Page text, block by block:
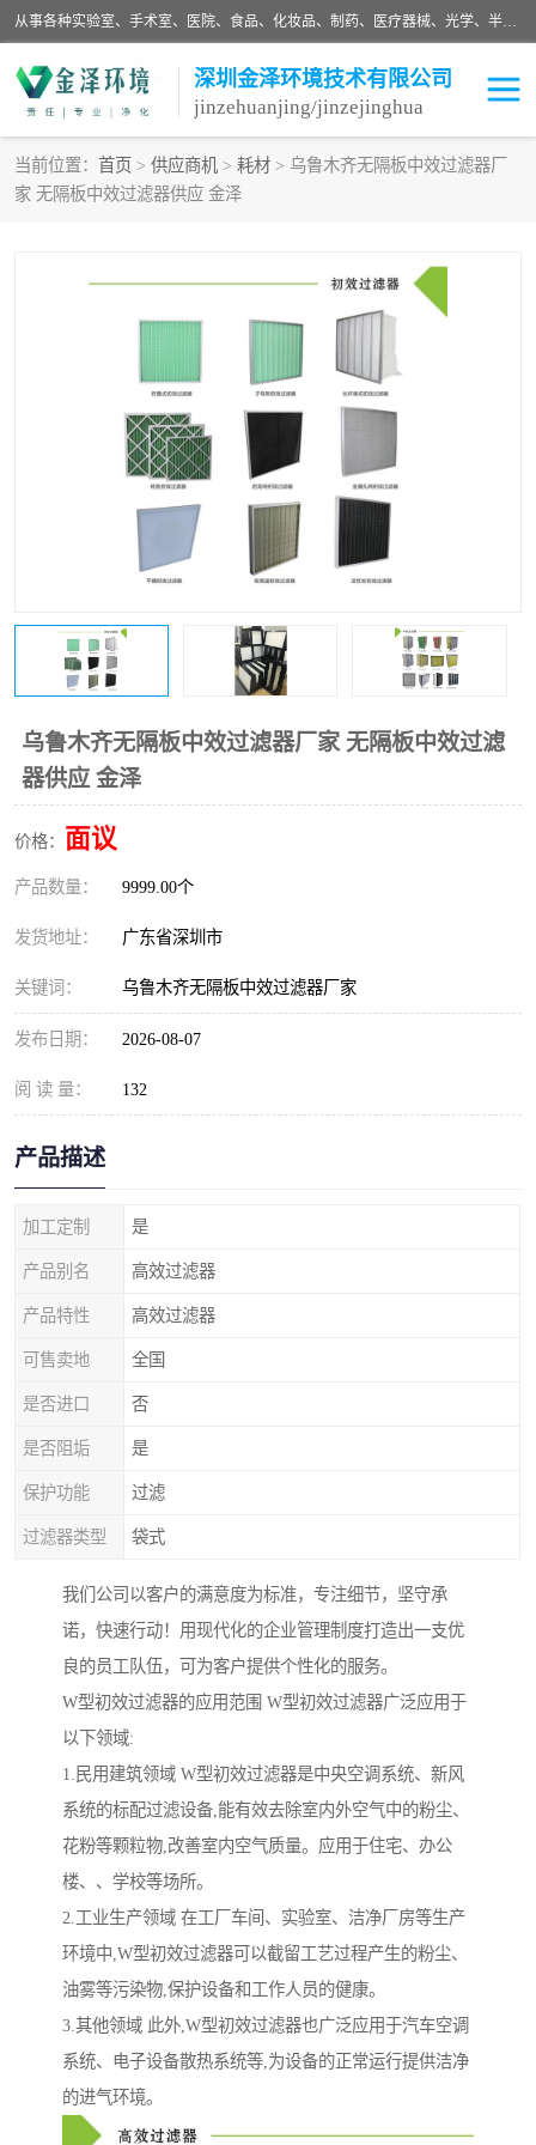
从事各种实验室、手术室、医院、食品、化妆品、制药、医疗器械、光学、半导体、精密电子等无尘车间行业的洁净车间装修设计、净化设备、恒温恒湿空调的设计制作与安装、净化系统工程项目施工及其技术支持服务。
深圳金泽环境技术有限公司
jinzehuanjing/jinzejinghua
当前位置： 首页 > 供应商机 > 耗材 > 乌鲁木齐无隔板中效过滤器厂
家 无隔板中效过滤器供应 金泽
乌鲁木齐无隔板中效过滤器厂家 无隔板中效过滤
器供应 金泽
价格： 面议
产品数量： 9999.00个
发货地址： 广东省深圳市
关键词： 乌鲁木齐无隔板中效过滤器厂家
发布日期： 2026-08-07
阅 读 量： 132
产品描述
加工定制 是
产品别名 高效过滤器
产品特性 高效过滤器
可售卖地 全国
是否进口 否
是否阻垢 是
保护功能 过滤
过滤器类型 袋式
我们公司以客户的满意度为标准，专注细节，坚守承
诺，快速行动！用现代化的企业管理制度打造出一支优
良的员工队伍，可为客户提供个性化的服务。
W型初效过滤器的应用范围 W型初效过滤器广泛应用于
以下领域:
1.民用建筑领域 W型初效过滤器是中央空调系统、新风
系统的标配过滤设备,能有效去除室内外空气中的粉尘、
花粉等颗粒物,改善室内空气质量。应用于住宅、办公
楼、、学校等场所。
2.工业生产领域 在工厂车间、实验室、洁净厂房等生产
环境中,W型初效过滤器可以截留工艺过程产生的粉尘、
油雾等污染物,保护设备和工作人员的健康。
3.其他领域 此外,W型初效过滤器也广泛应用于汽车空调
系统、电子设备散热系统等,为设备的正常运行提供洁净
的进气环境。
耗材
GMP车间净化
医药车间净化 生命工程
生物实验室 食品饮料
光电车间
恒温恒湿净化空调 过滤器